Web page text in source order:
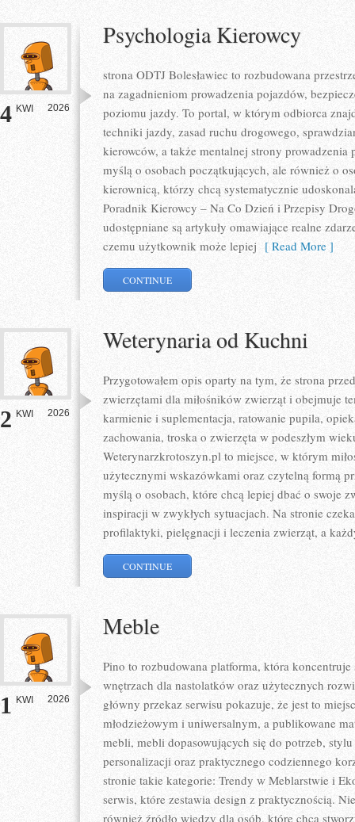
4 KWI 2026
Psychologia Kierowcy
strona ODTJ Bolesławiec to rozbudowana
na zagadnieniom prowadzenia pojazdów,
poziomu jazdy. To portal, w którym odbiorca
techniki jazdy, zasad ruchu drogowego,
kierowców, a także mentalnej strony prowadzenia
myślą o osobach początkujących, ale również o
kierownicą, którzy chcą systematycznie
Poradnik Kierowcy – Na Co Dzień i Przepisy
udostępniane są artykuły omawiające realne
czemu użytkownik może lepiej [ Read More ]
CONTINUE
2 KWI 2026
Weterynaria od Kuchni
Przygotowałem opis oparty na tym, że strona
zwierzętami dla miłośników zwierząt i obejmuje
karmienie i suplementacja, ratowanie pupila,
zachowania, troska o zwierzęta w podeszłym
Weterynarzkrotoszyn.pl to miejsce, w którym
użytecznymi wskazówkami oraz czytelną formą
myślą o osobach, które chcą lepiej dbać o swoje
inspiracji w zwykłych sytuacjach. Na stronie
profilaktyki, pielęgnacji i leczenia zwierząt, a
CONTINUE
1 KWI 2026
Meble
Pino to rozbudowana platforma, która
wnętrzach dla nastolatków oraz użytecznych
główny przekaz serwisu pokazuje, że jest to
młodzieżowym i uniwersalnym, a publikowane
mebli, mebli dopasowujących się do potrzeb,
personalizacji oraz praktycznego codziennego
stronie takie kategorie: Trendy w Meblarstwie i
serwis, które zestawia design z praktycznością.
również źródło wiedzy dla osób, które chcą